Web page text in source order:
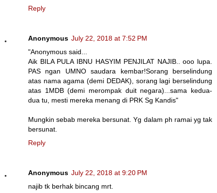
Reply
Anonymous July 22, 2018 at 7:52 PM
"Anonymous said...
Aik BILA PULA IBNU HASYIM PENJILAT NAJIB.. ooo lupa.
PAS ngan UMNO saudara kembar!Sorang berselindung
atas nama agama (demi DEDAK), sorang lagi berselindung
atas 1MDB (demi merompak duit negara)...sama kedua-
dua tu, mesti mereka menang di PRK Sg Kandis"
Mungkin sebab mereka bersunat. Yg dalam ph ramai yg tak
bersunat.
Reply
Anonymous July 22, 2018 at 9:20 PM
najib tk berhak bincang mrt.